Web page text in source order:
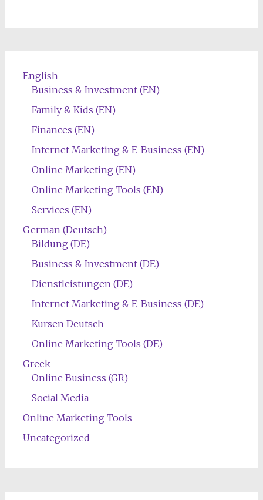
English
Business & Investment (EN)
Family & Kids (EN)
Finances (EN)
Internet Marketing & E-Business (EN)
Online Marketing (EN)
Online Marketing Tools (EN)
Services (EN)
German (Deutsch)
Bildung (DE)
Business & Investment (DE)
Dienstleistungen (DE)
Internet Marketing & E-Business (DE)
Kursen Deutsch
Online Marketing Tools (DE)
Greek
Online Business (GR)
Social Media
Online Marketing Tools
Uncategorized